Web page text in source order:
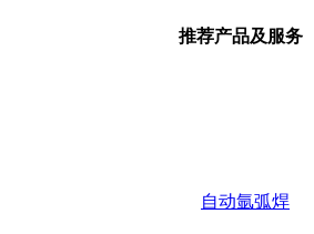
推荐产品及服务
自动氩弧焊